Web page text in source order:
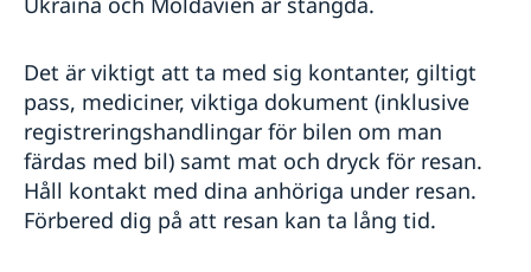
Det är viktigt att ta med sig kontanter, giltigt
pass, mediciner, viktiga dokument (inklusive
registreringshandlingar för bilen om man
färdas med bil) samt mat och dryck för resan.
Håll kontakt med dina anhöriga under resan.
Förbered dig på att resan kan ta lång tid.